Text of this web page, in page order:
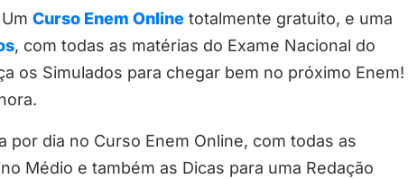
Curso Enem Online totalmente gratuito, e uma
, com todas as matérias do Exame Nacional do
os Simulados para chegar bem no próximo Enem!
por dia no Curso Enem Online, com todas as
Médio e também as Dicas para uma Redação